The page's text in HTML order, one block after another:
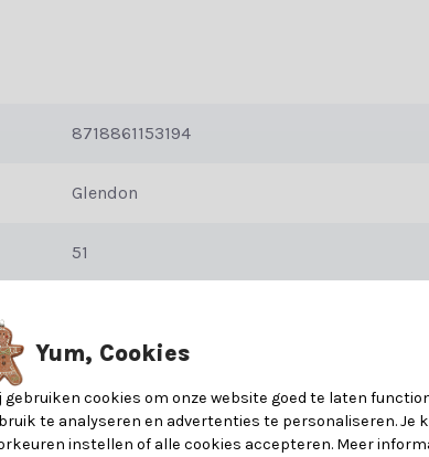
de voordeur of op een tafeltje. Met deze kerstboom haal
maken de boom mooi vol.- De buitenkant van de
en een stevige pot om de kerstboom stabiel
(vlam vertragend). Op deze
8718861153194
Glendon
51
PVC/Zachte naald
Yum, Cookies
gebruiken cookies om onze website goed te laten
te analyseren en advertenties te personaliseren. Je
instellen of alle cookies accepteren. Meer